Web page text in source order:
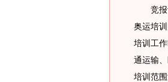
竞报讯
奥运培
培训工
通运输
培训范